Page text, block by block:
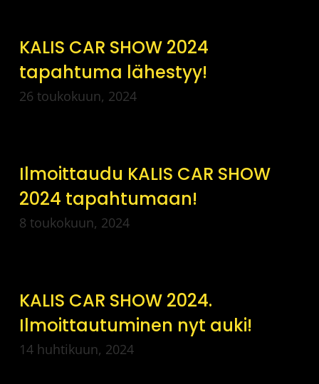
KALIS CAR SHOW 2024
tapahtuma lähestyy!
26 toukokuun, 2024
Ilmoittaudu KALIS CAR SHOW
2024 tapahtumaan!
8 toukokuun, 2024
KALIS CAR SHOW 2024.
Ilmoittautuminen nyt auki!
14 huhtikuun, 2024